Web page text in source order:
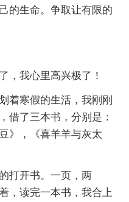
的生命。争取让有限的
，我心里高兴极了！
着寒假的生活，我刚刚
借了三本书，分别是：
》，《喜羊羊与灰太
打开书。一页，两
，读完一本书，我合上